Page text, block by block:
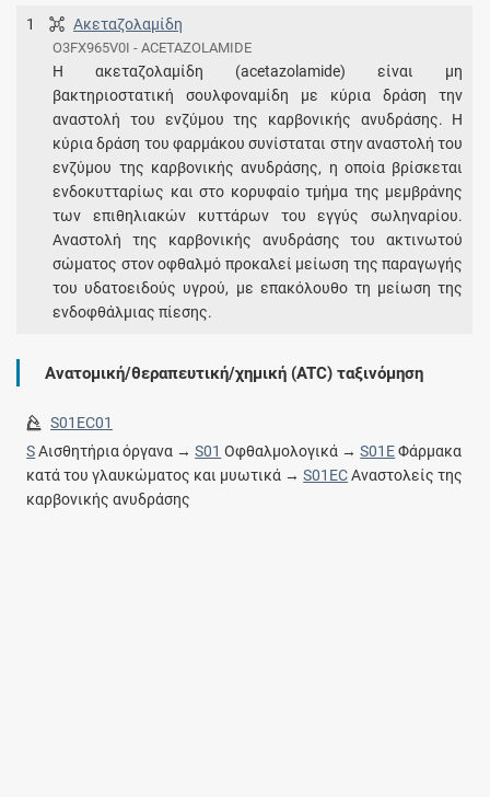
1 Ακεταζολαμίδη
O3FX965V0I - ACETAZOLAMIDE
Η ακεταζολαμίδη (acetazolamide) είναι μη
βακτηριοστατική σουλφοναμίδη με κύρια δράση την
αναστολή του ενζύμου της καρβονικής ανυδράσης. Η
κύρια δράση του φαρμάκου συνίσταται στην αναστολή του
ενζύμου της καρβονικής ανυδράσης, η οποία βρίσκεται
ενδοκυτταρίως και στο κορυφαίο τμήμα της μεμβράνης
των επιθηλιακών κυττάρων του εγγύς σωληναρίου.
Αναστολή της καρβονικής ανυδράσης του ακτινωτού
σώματος στον οφθαλμό προκαλεί μείωση της παραγωγής
του υδατοειδούς υγρού, με επακόλουθο τη μείωση της
ενδοφθάλμιας πίεσης.
Ανατομική/θεραπευτική/χημική (ATC) ταξινόμηση
S01EC01
SΑισθητήρια όργανα →S01 Οφθαλμολογικά →S01EΦάρμακα
κατά του γλαυκώματος και μυωτικά →S01ECΑναστολείς της
καρβονικής ανυδράσης